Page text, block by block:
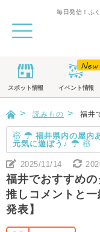
毎日発信！ふ
スポット情報 イベント情報
読みもの 福井
☃ ☂ 福井県内の屋内あ
元気に遊ぼう♪ ☂ ☃
2025/11/14
福井でおすすめの
推しコメントと
発表】